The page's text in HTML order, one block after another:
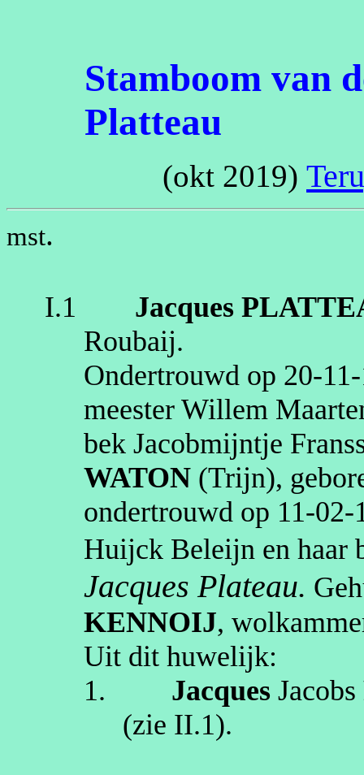
Stamboom van
Platteau
(okt 2019)
mst.
I.1 Jacques
Roubaij.
Ondertrouwd op
meester Willem
bek Jacobmijntje
WATON (Trijn),
ondertrouwd op
Huijck Beleijn en
Jacques Plateau.
KENNOIJ,
Uit dit huwelijk:
1.
Jacques Jacobs
(zie II.1).